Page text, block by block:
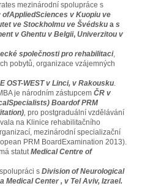
mezinárodní spolupráce s
v Kuopiu ve
ve Stockholmu ve Švédsku as
v Ghentu v Belgii,Univerzitou v
společnosti pro rehabilitaci,
pobytů, organizace vzájemných
OST-WEST v Linci, v Rakousku.
je národním zástupcemČR v
Boardof PRM
, pro postgraduální vzdělávání
na Klinice rehabilitačního
mezinárodní specializační
PRM BoardExamination 2013).
statutMedical Centre of
sDivision of Neurological
Medical Center , v Tel Aviv, Izrael.